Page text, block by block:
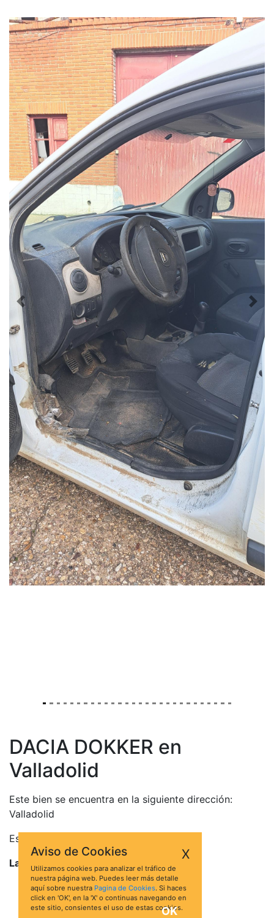
Aviso de Cookies X
Utilizamos cookies para analizar el tráfico de
nuestra página web. Puedes leer más detalle
aquí sobre nuestra Pagina de Cookies. Si haces
click en 'OK', en la 'X' o continuas navegando en
este sitio, consientes el uso de estas cookies.
OK
Previous
DACIA DOKKER en
Valladolid
Este bien se encuentra en la siguiente dirección:
Valladolid
Está valorado en 1.824,00 €
La puja más alta es de 182,40 €
Marca: DACIA
Modelo: DOKKER